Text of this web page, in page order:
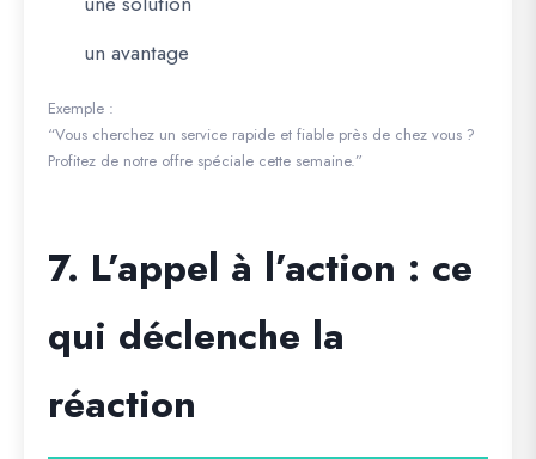
un avantage
Exemple :
“Vous cherchez un service rapide et fiable près de chez vous ?
Profitez de notre offre spéciale cette semaine.”
7. L’appel à l’action : ce
qui déclenche la
réaction